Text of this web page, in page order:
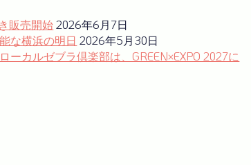
販売開始 2026年6月7日
な横浜の明日 2026年5月30日
ーカルゼブラ倶楽部は、GREEN×EXPO 2027に